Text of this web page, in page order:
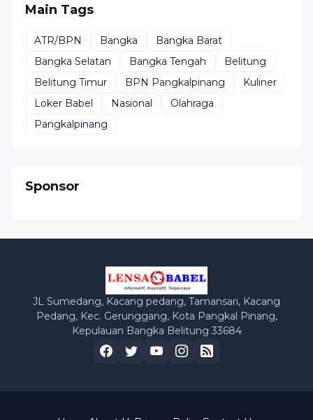
Main Tags
ATR/BPN Bangka
Bangka Barat
Bangka Selatan
Bangka Tengah
Belitung
Belitung Timur
BPN Pangkalpinang
Kuliner
Loker Babel
Nasional
Olahraga
Pangkalpinang
Sponsor
JL Sumedang, Kacang pedang, Tamansari, Kacang
Pedang, Kec. Gerunggang, Kota Pangkal Pinang,
Kepulauan Bangka Belitung 33684